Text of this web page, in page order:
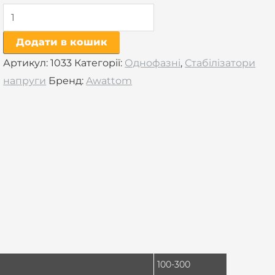
Додати в кошик
Артикул:1033 Категорії: Однофазні, Стабілізатори
напруги Бренд:Awattom
100-300